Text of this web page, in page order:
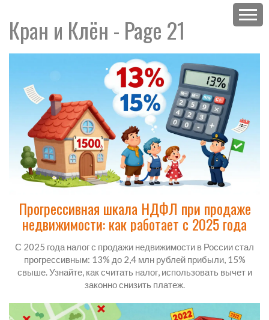
Кран и Клён - Page 21
Прогрессивная шкала НДФЛ при продаже
недвижимости: как работает с 2025 года
С 2025 года налог с продажи недвижимости в России стал
прогрессивным: 13% до 2,4 млн рублей прибыли, 15%
свыше. Узнайте, как считать налог, использовать вычет и
законно снизить платеж.